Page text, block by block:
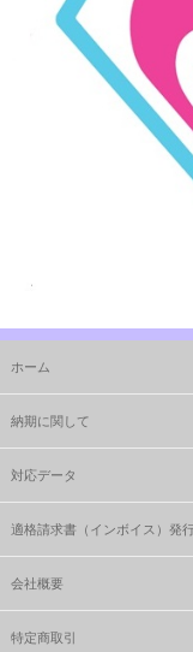
ホーム
納期に関して
対応データ
適格請求書（インボイス）発
会社概要
特定商取引